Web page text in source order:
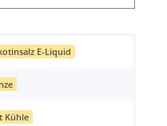
E-Liquid
Kühle